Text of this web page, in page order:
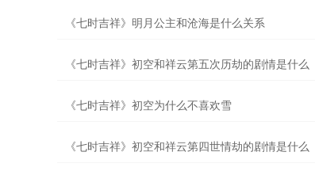
《七时吉祥》明月公主和沧海是什么关系
《七时吉祥》初空和祥云第五次历劫的剧情是什么
《七时吉祥》初空为什么不喜欢雪
《七时吉祥》初空和祥云第四世情劫的剧情是什么